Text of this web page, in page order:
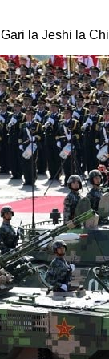
la Jeshi la